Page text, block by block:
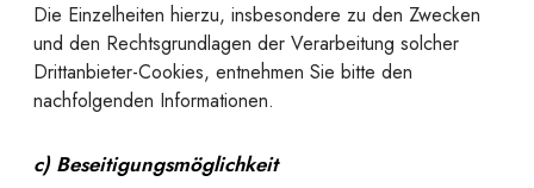
Die Einzelheiten hierzu, insbesondere zu den Zwecken
und den Rechtsgrundlagen der Verarbeitung solcher
Drittanbieter-Cookies, entnehmen Sie bitte den
nachfolgenden Informationen.
c) Beseitigungsmöglichkeit